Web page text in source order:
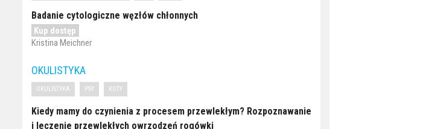
Badanie cytologiczne węzłów chłonnych
Kup dostęp
Kristina Meichner
OKULISTYKA
OKULISTYKA PSY KOTY
Kiedy mamy do czynienia z procesem przewlekłym? Rozpoznawanie
i leczenie przewlekłych owrzodzeń rogówki